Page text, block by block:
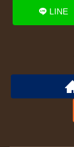
LINE